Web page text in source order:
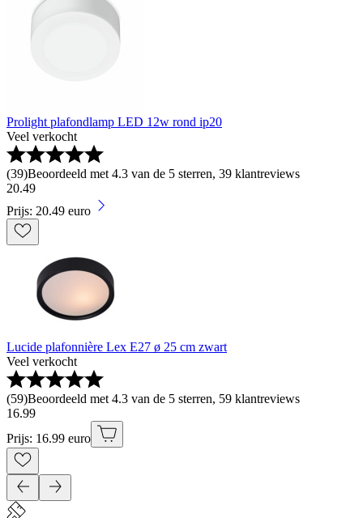
Prolight plafondlamp LED 12w rond ip20
Veel verkocht
(39)Beoordeeld met 4.3 van de 5 sterren, 39 klantreviews
20.49
Prijs: 20.49 euro
Lucide plafonnière Lex E27 ø 25 cm zwart
Veel verkocht
(59)Beoordeeld met 4.3 van de 5 sterren, 59 klantreviews
16.99
Prijs: 16.99 euro